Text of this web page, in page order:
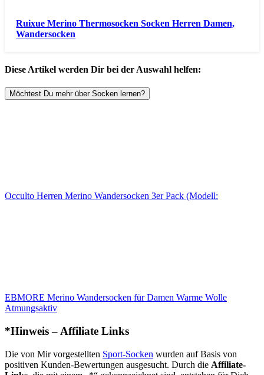
Ruixue Merino Thermosocken Socken Herren Damen,
Wandersocken
Diese Artikel werden Dir bei der Auswahl helfen:
Möchtest Du mehr über Socken lernen?
Occulto Herren Merino Wandersocken 3er Pack (Modell:
EBMORE Merino Wandersocken für Damen Warme Wolle
Atmungsaktiv
*Hinweis – Affiliate Links
Die von Mir vorgestellten Sport-Socken wurden auf Basis von
positiven Kunden-Bewertungen ausgesucht. Durch die Affiliate-